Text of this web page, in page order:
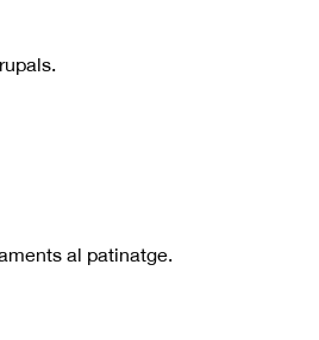
al patinatge.